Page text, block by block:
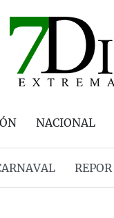
NACIONAL
REPOR